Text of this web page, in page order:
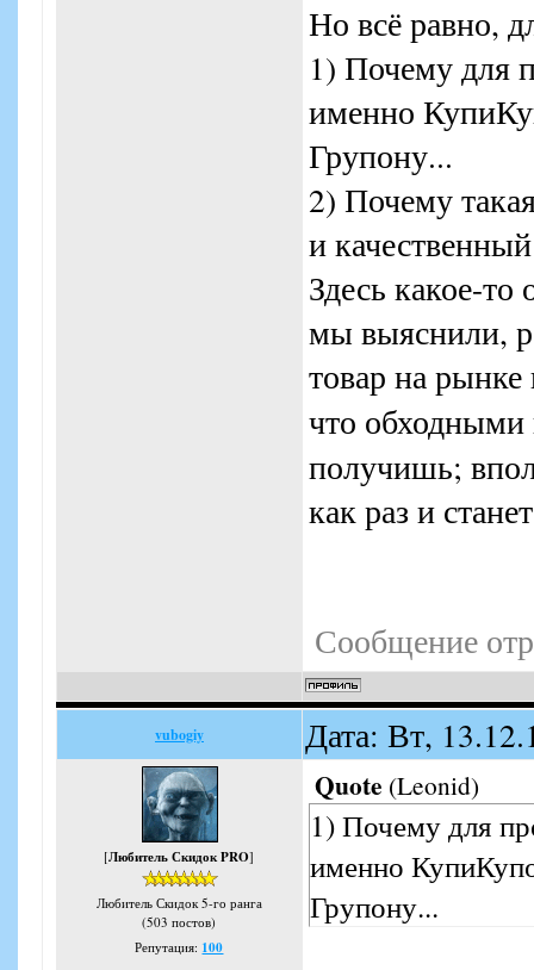
Но всё равно,
1) Почему для
именно
Групону...
2) Почему
и
Здесь какое-то
мы выяснили,
товар на
что
получишь;
как раз и
Сообщение
vubogiy Дата: Вт,
[Любитель Скидок PRO]
Любитель Скидок 5-го ранга
(503 постов)
Репутация: 100
Quote (Leonid)
1) Почему для
именно
Групону...